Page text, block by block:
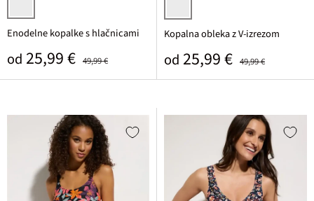
pisana potiskana
Enodelne kopalke s hlačnicami
Prodajna cena
od 25,99 € 49,99 €
črna potiskana
Kopalna obleka z V-izrezom
Prodajna cena
od 25,99 € 49,99 €